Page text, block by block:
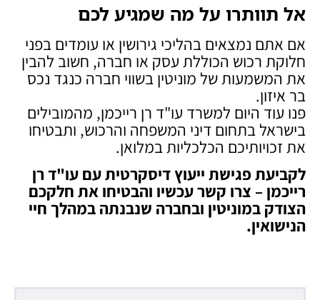
אל תוותרו על מה שמגיע לכם
אם אתם נמצאים בהליכי גירושין או עומדים בפני
חלוקת רכוש הכוללת עסק או חברה, חשוב להבין
את המשמעות של מוניטין בשווי חברה כנגד נכס
בר איזון.
פנו עוד היום למשרד עו"ד רן רייכמן, מהמובילים
בישראל בתחום דיני המשפחה והרכוש, ותבטיחו
את זכויותיכם הכלכליות במלואן.
לקביעת פגישת ייעוץ דיסקרטית עם עו"ד רן
רייכמן – צרו קשר עכשיו והבטיחו את חלקכם
הצודק במוניטין ובחברה שנבנתה במהלך חיי
הנישואין.